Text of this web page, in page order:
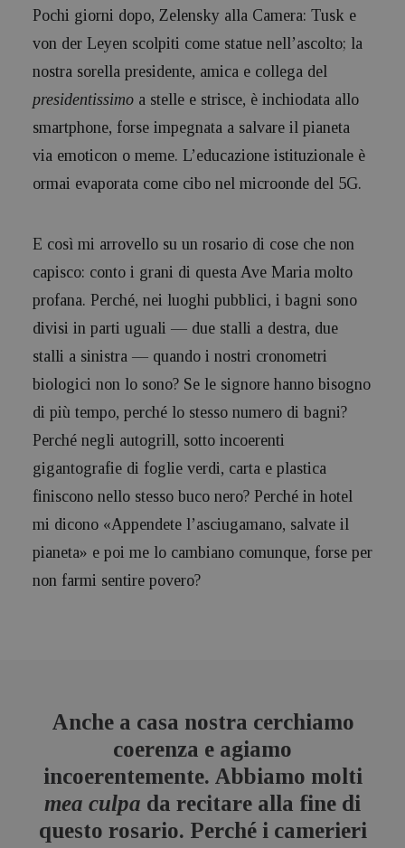
Pochi giorni dopo, Zelensky alla Camera: Tusk e
von der Leyen scolpiti come statue nell’ascolto; la
nostra sorella presidente, amica e collega del
presidentissimo a stelle e strisce, è inchiodata allo
smartphone, forse impegnata a salvare il pianeta
via emoticon o meme. L’educazione istituzionale è
ormai evaporata come cibo nel microonde del 5G.
E così mi arrovello su un rosario di cose che non
capisco: conto i grani di questa Ave Maria molto
profana. Perché, nei luoghi pubblici, i bagni sono
divisi in parti uguali — due stalli a destra, due
stalli a sinistra — quando i nostri cronometri
biologici non lo sono? Se le signore hanno bisogno
di più tempo, perché lo stesso numero di bagni?
Perché negli autogrill, sotto incoerenti
gigantografie di foglie verdi, carta e plastica
finiscono nello stesso buco nero? Perché in hotel
mi dicono «Appendete l’asciugamano, salvate il
pianeta» e poi me lo cambiano comunque, forse per
non farmi sentire povero?
Anche a casa nostra cerchiamo
coerenza e agiamo
incoerentemente. Abbiamo molti
mea culpa da recitare alla fine di
questo rosario. Perché i camerieri